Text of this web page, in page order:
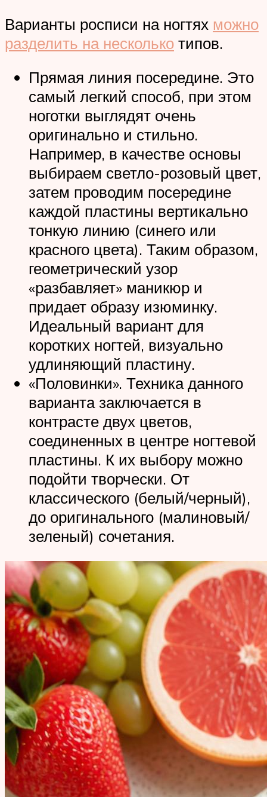
Варианты росписи на ногтях можно
разделить на несколько типов.
Прямая линия посередине. Это
самый легкий способ, при этом
ноготки выглядят очень
оригинально и стильно.
Например, в качестве основы
выбираем светло-розовый цвет,
затем проводим посередине
каждой пластины вертикально
тонкую линию (синего или
красного цвета). Таким образом,
геометрический узор
«разбавляет» маникюр и
придает образу изюминку.
Идеальный вариант для
коротких ногтей, визуально
удлиняющий пластину.
«Половинки». Техника данного
варианта заключается в
контрасте двух цветов,
соединенных в центре ногтевой
пластины. К их выбору можно
подойти творчески. От
классического (белый/черный),
до оригинального (малиновый/
зеленый) сочетания.